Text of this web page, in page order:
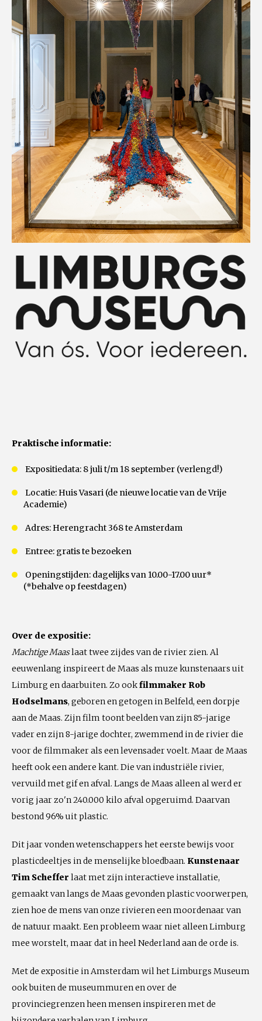
Praktische informatie:
Expositiedata: 8 juli t/m 18 september (verlengd!)
Locatie: Huis Vasari (de nieuwe locatie van de Vrije
Academie)
Adres: Herengracht 368 te Amsterdam
Entree: gratis te bezoeken
Openingstijden: dagelijks van 10.00-17.00 uur*
(*behalve op feestdagen)
Over de expositie:
Machtige Maaslaat twee zijdes van de rivier zien. Al
eeuwenlang inspireert de Maas als muze kunstenaars uit
Limburg en daarbuiten. Zo ookfilmmaker Rob
Hodselmans, geboren en getogen in Belfeld, een dorpje
aan de Maas. Zijn film toont beelden van zijn 85-jarige
vader en zijn 8-jarige dochter, zwemmend in de rivier die
voor de filmmaker als een levensader voelt. Maar de Maas
heeft ook een andere kant. Die van industriële rivier,
vervuild met gif en afval. Langs de Maas alleen al werd er
vorig jaar zo'n 240.000 kilo afval opgeruimd. Daarvan
bestond 96% uit plastic.
Dit jaar vonden wetenschappers het eerste bewijs voor
plasticdeeltjes in de menselijke bloedbaan. Kunstenaar
Tim Scheffer laat met zijn interactieve installatie,
gemaakt van langs de Maas gevonden plastic voorwerpen,
zien hoe de mens van onze rivieren een moordenaar van
de natuur maakt. Een probleem waar niet alleen Limburg
mee worstelt, maar dat in heel Nederland aan de orde is.
Met de expositie in Amsterdam wil het Limburgs Museum
ook buiten de museummuren en over de
provinciegrenzen heen mensen inspireren met de